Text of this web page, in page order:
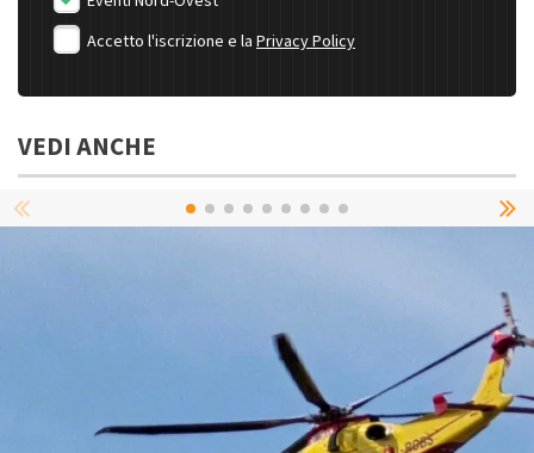
Accetto l'iscrizione e la Privacy Policy
VEDI ANCHE